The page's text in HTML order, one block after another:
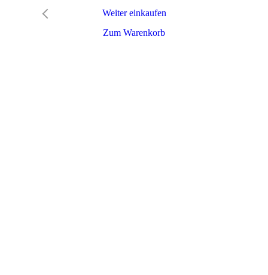
Zum Warenkorb
Weiter einkaufen